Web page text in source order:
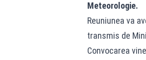
Meteorologie.
Reuniunea va
transmis de
Convocarea